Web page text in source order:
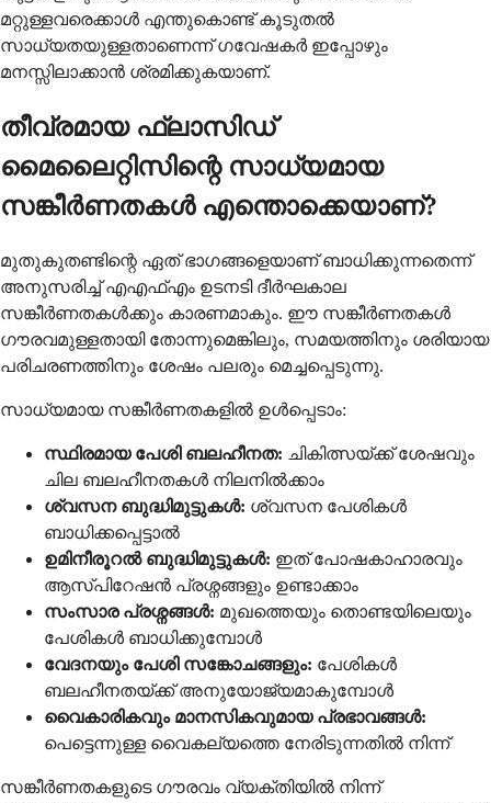
മറ്റുള്ളവരെക്കാൾ എന്തുകൊണ്ട് കൂടുതൽ
സാധ്യതയുള്ളതാണെന്ന് ഗവേഷകർ ഇപ്പോഴും
മനസ്സിലാക്കാൻ ശ്രമിക്കുകയാണ്.
തീവ്രമായ ഫ്ലാസിഡ്
മൈലൈറ്റിസിന്റെ സാധ്യമായ
സങ്കീർണതകൾ എന്തൊക്കെയാണ്?
മുതുകുതണ്ടിന്റെ ഏത് ഭാഗങ്ങളെയാണ് ബാധിക്കുന്നതെന്ന്
അനുസരിച്ച് എഎഫ്എം ഉടനടി ദീർഘകാല
സങ്കീർണതകൾക്കും കാരണമാകും. ഈ സങ്കീർണതകൾ
ഗൗരവമുള്ളതായി തോന്നുമെങ്കിലും, സമയത്തിനും ശരിയായ
പരിചരണത്തിനും ശേഷം പലരും മെച്ചപ്പെടുന്നു.
സാധ്യമായ സങ്കീർണതകളിൽ ഉൾപ്പെടാം:
സ്ഥിരമായ പേശി ബലഹീനത: ചികിത്സയ്ക്ക് ശേഷവും
ചില ബലഹീനതകൾ നിലനിൽക്കാം
ശ്വസന ബുദ്ധിമുട്ടുകൾ: ശ്വസന പേശികൾ
ബാധിക്കപ്പെട്ടാൽ
ഉമിനീരൂറൽ ബുദ്ധിമുട്ടുകൾ: ഇത് പോഷകാഹാരവും
ആസ്പിറേഷൻ പ്രശ്നങ്ങളും ഉണ്ടാക്കാം
സംസാര പ്രശ്നങ്ങൾ: മുഖത്തെയും തൊണ്ടയിലെയും
പേശികൾ ബാധിക്കുമ്പോൾ
വേദനയും പേശി സങ്കോചങ്ങളും: പേശികൾ
ബലഹീനതയ്ക്ക് അനുയോജ്യമാകുമ്പോൾ
വൈകാരികവും മാനസികവുമായ പ്രഭാവങ്ങൾ:
പെട്ടെന്നുള്ള വൈകല്യത്തെ നേരിടുന്നതിൽ നിന്ന്
സങ്കീർണതകളുടെ ഗൗരവം വ്യക്തിയിൽ നിന്ന്